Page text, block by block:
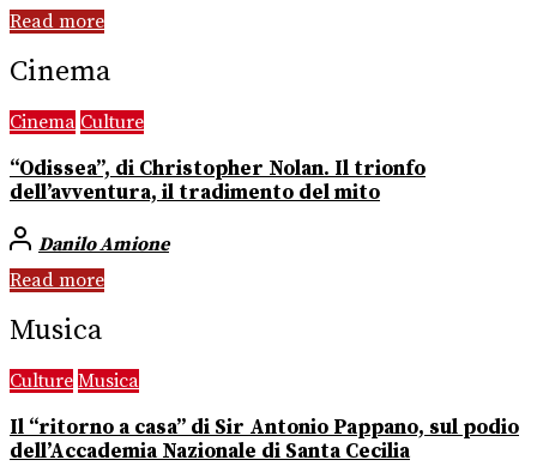
Read more
Cinema
Cinema Culture
“Odissea”, di Christopher Nolan. Il trionfo
dell’avventura, il tradimento del mito
Danilo Amione
Read more
Musica
Culture Musica
Il “ritorno a casa” di Sir Antonio Pappano, sul podio
dell’Accademia Nazionale di Santa Cecilia